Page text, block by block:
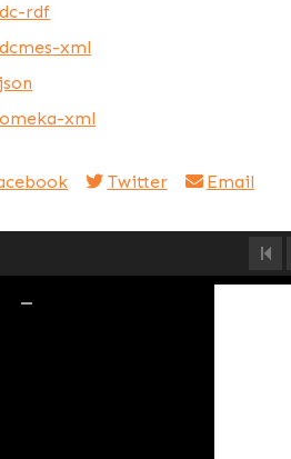
dc-rdf
dcmes-xml
json
omeka-xml
Twitter Email